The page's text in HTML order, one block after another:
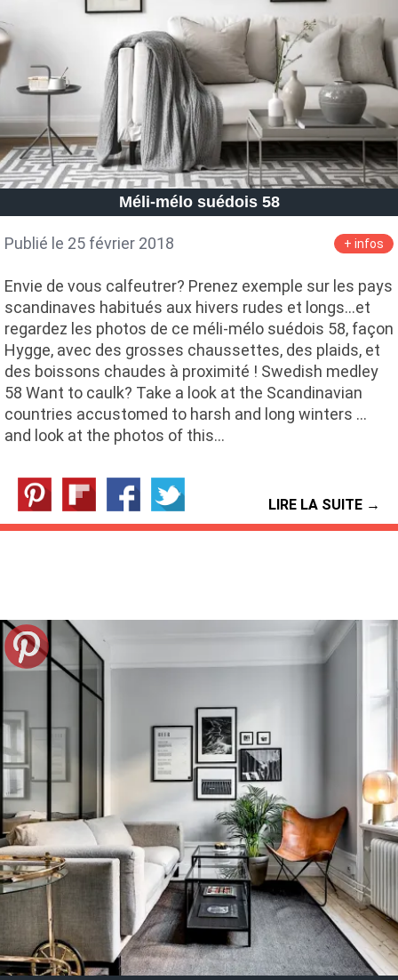
Méli-mélo suédois 58
Publié le 25 février 2018 + infos
Envie de vous calfeutrer? Prenez exemple sur les pays
scandinaves habitués aux hivers rudes et longs...et
regardez les photos de ce méli-mélo suédois 58, façon
Hygge, avec des grosses chaussettes, des plaids, et
des boissons chaudes à proximité ! Swedish medley
58 Want to caulk? Take a look at the Scandinavian
countries accustomed to harsh and long winters ...
and look at the photos of this…
LIRE LA SUITE →